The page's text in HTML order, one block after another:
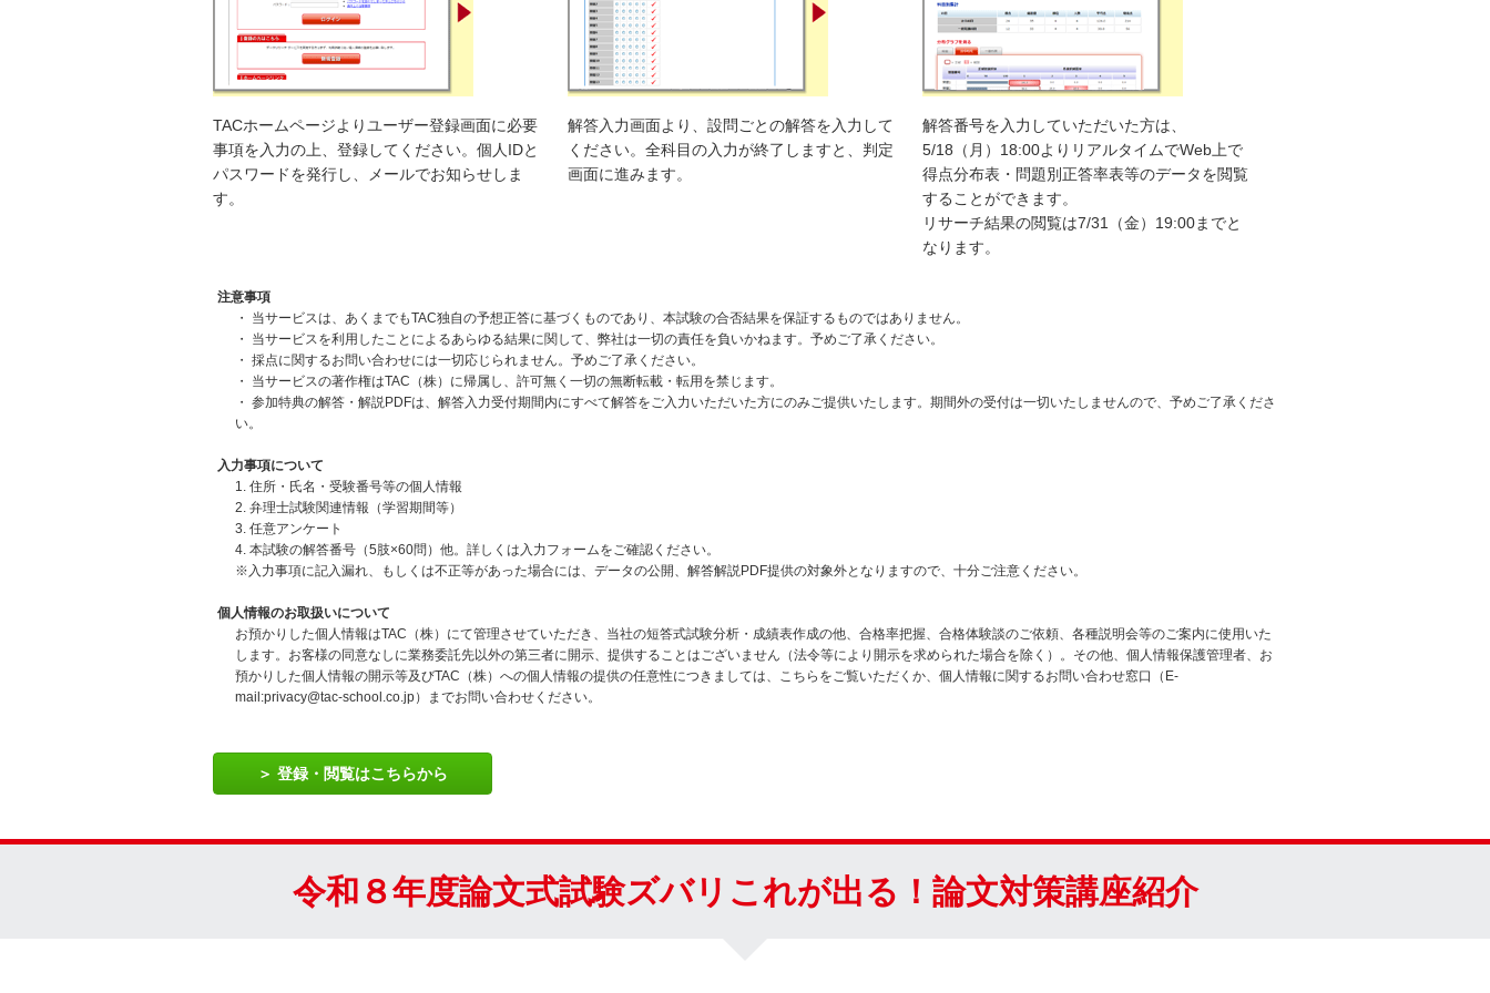
TACホームページよりユーザー登録画面に必要
事項を入力の上、登録してください。個人IDと
パスワードを発行し、メールでお知らせしま
す。
解答入力画面より、設問ごとの解答を入力して
ください。全科目の入力が終了しますと、判定
画面に進みます。
解答番号を入力していただいた方は、
5/18（月）18:00よりリアルタイムでWeb上で
得点分布表・問題別正答率表等のデータを閲覧
することができます。
リサーチ結果の閲覧は7/31（金）19:00までと
なります。
注意事項
・ 当サービスは、あくまでもTAC独自の予想正答に基づくものであり、本試験の合否結果を保証するものではありません。
・ 当サービスを利用したことによるあらゆる結果に関して、弊社は一切の責任を負いかねます。予めご了承ください。
・ 採点に関するお問い合わせには一切応じられません。予めご了承ください。
・ 当サービスの著作権はTAC（株）に帰属し、許可無く一切の無断転載・転用を禁じます。
・ 参加特典の解答・解説PDFは、解答入力受付期間内にすべて解答をご入力いただいた方にのみご提供いたします。期間外の受付は一切いたしませんので、予めご了承くださ
い。
入力事項について
1. 住所・氏名・受験番号等の個人情報
2. 弁理士試験関連情報（学習期間等）
3. 任意アンケート
4. 本試験の解答番号（5肢×60問）他。詳しくは入力フォームをご確認ください。
※入力事項に記入漏れ、もしくは不正等があった場合には、データの公開、解答解説PDF提供の対象外となりますので、十分ご注意ください。
個人情報のお取扱いについて
お預かりした個人情報はTAC（株）にて管理させていただき、当社の短答式試験分析・成績表作成の他、合格率把握、合格体験談のご依頼、各種説明会等のご案内に使用いた
します。お客様の同意なしに業務委託先以外の第三者に開示、提供することはございません（法令等により開示を求められた場合を除く）。その他、個人情報保護管理者、お
預かりした個人情報の開示等及びTAC（株）への個人情報の提供の任意性につきましては、こちらをご覧いただくか、個人情報に関するお問い合わせ窓口（E-
mail:privacy@tac-school.co.jp）までお問い合わせください。
登録・閲覧はこちらから
令和８年度論文式試験ズバリこれが出る！論文対策講座紹介